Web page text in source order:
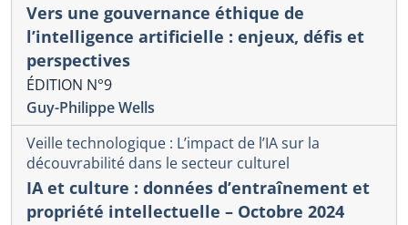
Vers une gouvernance éthique de
l’intelligence artificielle : enjeux, défis et
perspectives
ÉDITION N°9
Guy-Philippe Wells
Veille technologique : L’impact de l’IA sur la
découvrabilité dans le secteur culturel
IA et culture : données d’entraînement et
propriété intellectuelle – Octobre 2024